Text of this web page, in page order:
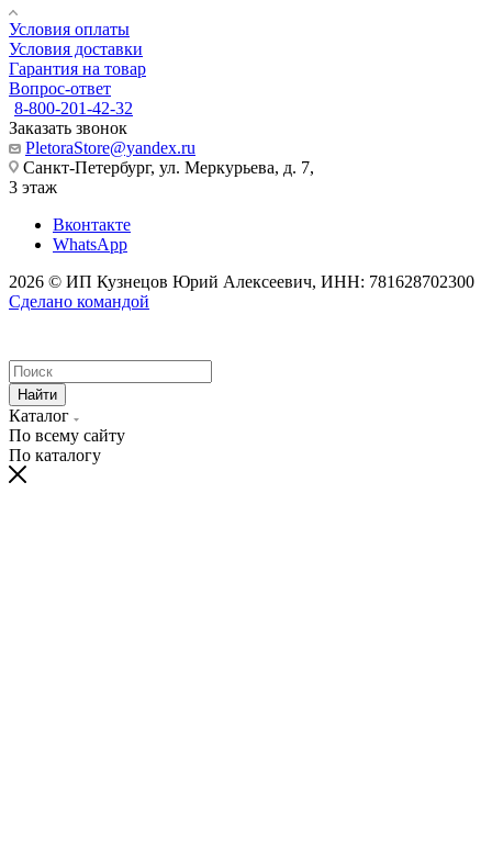
Условия оплаты
Условия доставки
Гарантия на товар
Вопрос-ответ
8-800-201-42-32
Заказать звонок
PletoraStore@yandex.ru
Санкт-Петербург, ул. Меркурьева, д. 7,
3 этаж
Вконтакте
WhatsApp
2026 © ИП Кузнецов Юрий Алексеевич, ИНН: 781628702300
Сделано командой
Найти
Каталог
По всему сайту
По каталогу